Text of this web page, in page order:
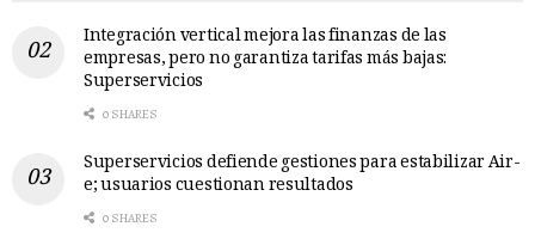
Integración vertical mejora las finanzas de las
empresas, pero no garantiza tarifas más bajas:
Superservicios
0 SHARES
Superservicios defiende gestiones para estabilizar Air-
e; usuarios cuestionan resultados
0 SHARES